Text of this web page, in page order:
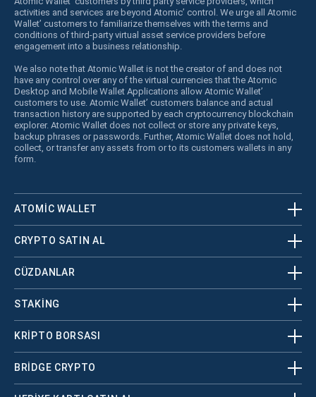
activities and services are beyond Atomic’ control. We urge all Atomic
Wallet’ customers to familiarize themselves with the terms and
conditions of third-party virtual asset service providers before
engagement into a business relationship.
We also note that Atomic Wallet is not the creator of and does not
have any control over any of the virtual currencies that the Atomic
Desktop and Mobile Wallet Applications allow Atomic Wallet’
customers to use. Atomic Wallet’ customers balance and actual
transaction history are supported by each cryptocurrency blockchain
explorer. Atomic Wallet does not collect or store any private keys,
backup phrases or passwords. Further, Atomic Wallet does not hold,
collect, or transfer any assets from or to its customers wallets in any
form.
ATOMIC WALLET
CRYPTO SATIN AL
CÜZDANLAR
STAKING
KRİPTO BORSASI
BRIDGE CRYPTO